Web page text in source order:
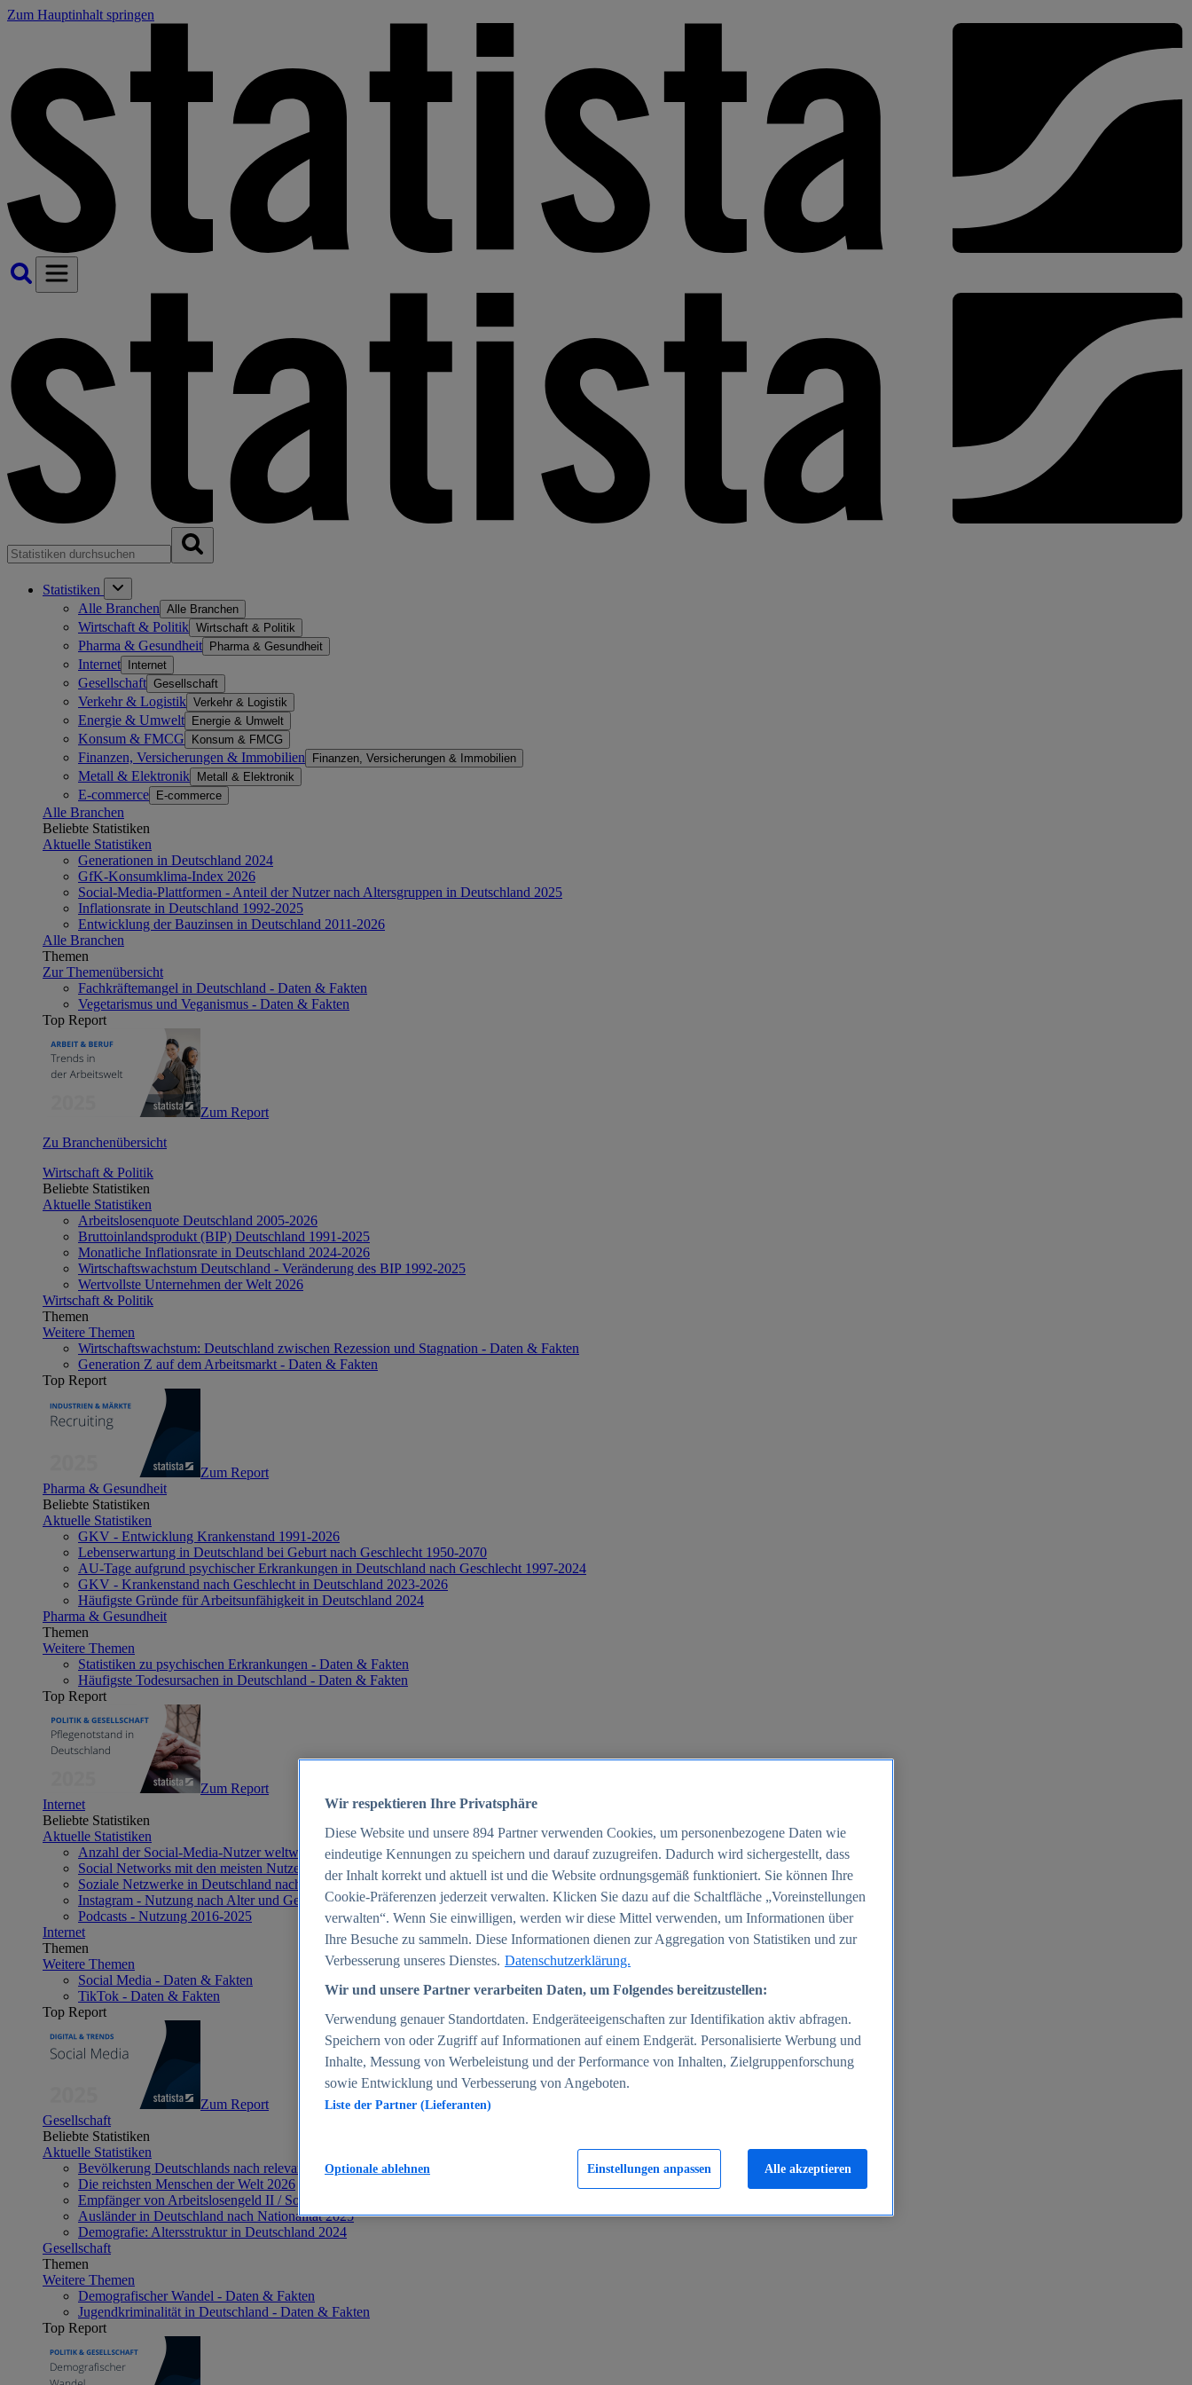
Zum Hauptinhalt springen
Statistiken
Alle Branchen Alle Branchen
Wirtschaft & Politik Wirtschaft & Politik
Pharma & Gesundheit Pharma & Gesundheit
Internet Internet
Gesellschaft Gesellschaft
Verkehr & Logistik Verkehr & Logistik
Energie & Umwelt Energie & Umwelt
Konsum & FMCG Konsum & FMCG
Finanzen, Versicherungen & Immobilien Finanzen, Versicherungen & Immobilien
Metall & Elektronik Metall & Elektronik
E-commerce E-commerce
Alle Branchen
Beliebte Statistiken
Aktuelle Statistiken
Generationen in Deutschland 2024
GfK-Konsumklima-Index 2026
Social-Media-Plattformen - Anteil der Nutzer nach Altersgruppen in Deutschland 2025
Inflationsrate in Deutschland 1992-2025
Entwicklung der Bauzinsen in Deutschland 2011-2026
Alle Branchen
Themen
Zur Themenübersicht
Fachkräftemangel in Deutschland - Daten & Fakten
Vegetarismus und Veganismus - Daten & Fakten
Top Report
Zum Report
Zu Branchenübersicht
Wirtschaft & Politik
Beliebte Statistiken
Aktuelle Statistiken
Arbeitslosenquote Deutschland 2005-2026
Bruttoinlandsprodukt (BIP) Deutschland 1991-2025
Monatliche Inflationsrate in Deutschland 2024-2026
Wirtschaftswachstum Deutschland - Veränderung des BIP 1992-2025
Wertvollste Unternehmen der Welt 2026
Wirtschaft & Politik
Themen
Weitere Themen
Wirtschaftswachstum: Deutschland zwischen Rezession und Stagnation - Daten & Fakten
Generation Z auf dem Arbeitsmarkt - Daten & Fakten
Top Report
Zum Report
Pharma & Gesundheit
Beliebte Statistiken
Aktuelle Statistiken
GKV - Entwicklung Krankenstand 1991-2026
Lebenserwartung in Deutschland bei Geburt nach Geschlecht 1950-2070
AU-Tage aufgrund psychischer Erkrankungen in Deutschland nach Geschlecht 1997-2024
GKV - Krankenstand nach Geschlecht in Deutschland 2023-2026
Häufigste Gründe für Arbeitsunfähigkeit in Deutschland 2024
Pharma & Gesundheit
Themen
Weitere Themen
Statistiken zu psychischen Erkrankungen - Daten & Fakten
Häufigste Todesursachen in Deutschland - Daten & Fakten
Top Report
Zum Report
Internet
Beliebte Statistiken
Aktuelle Statistiken
Anzahl der Social-Media-Nutzer weltweit 2012-2025
Social Networks mit den meisten Nutzern weltweit 2025
Soziale Netzwerke in Deutschland nach Generationen 2025
Instagram - Nutzung nach Alter und Geschlecht in Deutschland 2025
Podcasts - Nutzung 2016-2025
Internet
Themen
Weitere Themen
Social Media - Daten & Fakten
TikTok - Daten & Fakten
Top Report
Zum Report
Gesellschaft
Beliebte Statistiken
Aktuelle Statistiken
Bevölkerung Deutschlands nach relevanten Altersgruppen 2024
Die reichsten Menschen der Welt 2026
Empfänger von Arbeitslosengeld II / Sozialgeld / Bürgergeld in Deutschland 2005-2025
Ausländer in Deutschland nach Nationalität 2025
Demografie: Altersstruktur in Deutschland 2024
Gesellschaft
Themen
Weitere Themen
Demografischer Wandel - Daten & Fakten
Jugendkriminalität in Deutschland - Daten & Fakten
Top Report
Wir respektieren Ihre Privatsphäre
Diese Website und unsere 894 Partner verwenden Cookies, um personenbezogene Daten wie
eindeutige Kennungen zu speichern und darauf zuzugreifen. Dadurch wird sichergestellt, dass
der Inhalt korrekt und aktuell ist und die Website ordnungsgemäß funktioniert. Sie können Ihre
Cookie-Präferenzen jederzeit verwalten. Klicken Sie dazu auf die Schaltfläche „Voreinstellungen
verwalten“. Wenn Sie einwilligen, werden wir diese Mittel verwenden, um Informationen über
Ihre Besuche zu sammeln. Diese Informationen dienen zur Aggregation von Statistiken und zur
Verbesserung unseres Dienstes. Datenschutzerklärung.
Wir und unsere Partner verarbeiten Daten, um Folgendes bereitzustellen:
Verwendung genauer Standortdaten. Endgeräteeigenschaften zur Identifikation aktiv abfragen.
Speichern von oder Zugriff auf Informationen auf einem Endgerät. Personalisierte Werbung und
Inhalte, Messung von Werbeleistung und der Performance von Inhalten, Zielgruppenforschung
sowie Entwicklung und Verbesserung von Angeboten.
Liste der Partner (Lieferanten)
Einstellungen anpassen
Optionale ablehnen Alle akzeptieren